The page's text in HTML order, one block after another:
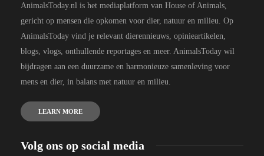
AnimalsToday.nl is het mediaplatform van House of Animals,
gericht op mensen die opkomen voor dier, natuur en milieu. Op
AnimalsToday vind je relevant dierennieuws, opinieartikelen,
blogs, vlogs, onthullende reportages en meer. AnimalsToday wil
bijdragen aan een duurzame en harmonieuze samenleving voor
mens en dier, in balans met natuur en milieu.
LEARN MORE
Volg ons op social media